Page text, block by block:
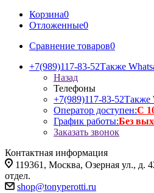
Корзина0
Отложенные0
Сравнение товаров0
+7(989)117-83-52Также
Назад
Телефоны
+7(989)117-83-52Также
Оператор доступен:С
График работы:Без
Заказать звонок
Контактная информация
119361, Москва, Озерная ул.,
отдел.
shop@tonyperotti.ru